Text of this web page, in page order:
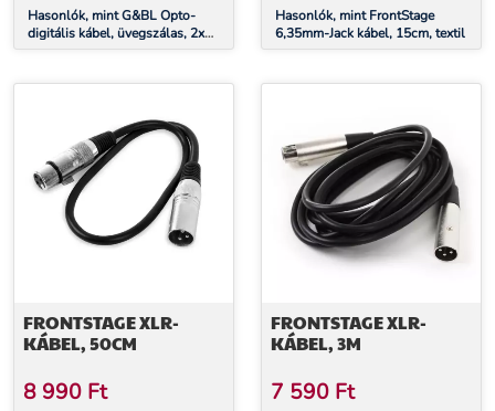
Hasonlók, mint G&BL Opto-
digitális kábel, üvegszálas, 2x
Toslink, hossza 0,6 m
Hasonlók, mint FrontStage
6,35mm-Jack kábel, 15cm, textil
FRONTSTAGE XLR-
KÁBEL, 50CM
8 990 Ft
FRONTSTAGE XLR-
KÁBEL, 3M
7 590 Ft